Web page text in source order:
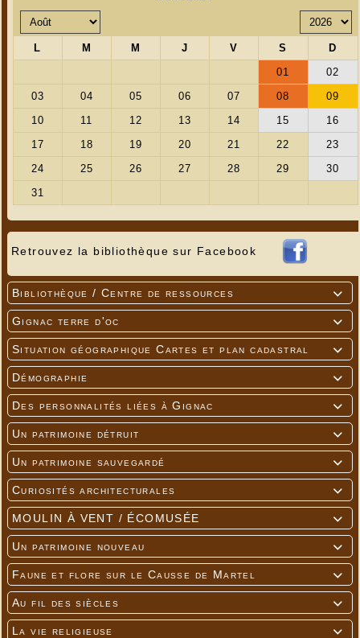
Retrouvez la bibliothèque sur Facebook

Bibliothèque / Centre de ressources

Gignac terre d'oc

Situation géographique Cartes et plan cadastral

Démographie

Des personnalités liées à Gignac

Un patrimoine détruit

Un patrimoine sauvegardé

Curiosités architecturales

MOULIN À VENT / ÉCOMUSÉE

Un patrimoine nouveau

Faune et flore sur le Causse de Martel

Au fil des siècles

La vie religieuse